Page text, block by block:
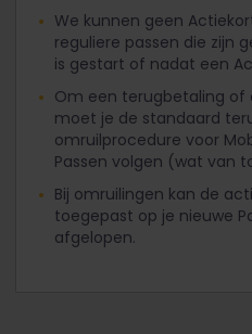
We kunnen geen
reguliere passen die zijn
is gestart of nadat een
Om een terugbetaling of
moet je de standaard
omruilprocedure voor
Passen volgen (wat van
Bij omruilingen kan de
toegepast op je nieuwe
afgelopen.